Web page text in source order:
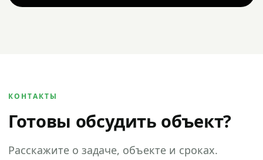
КОНТАКТЫ
Готовы обсудить объект?
Расскажите о задаче, объекте и сроках.